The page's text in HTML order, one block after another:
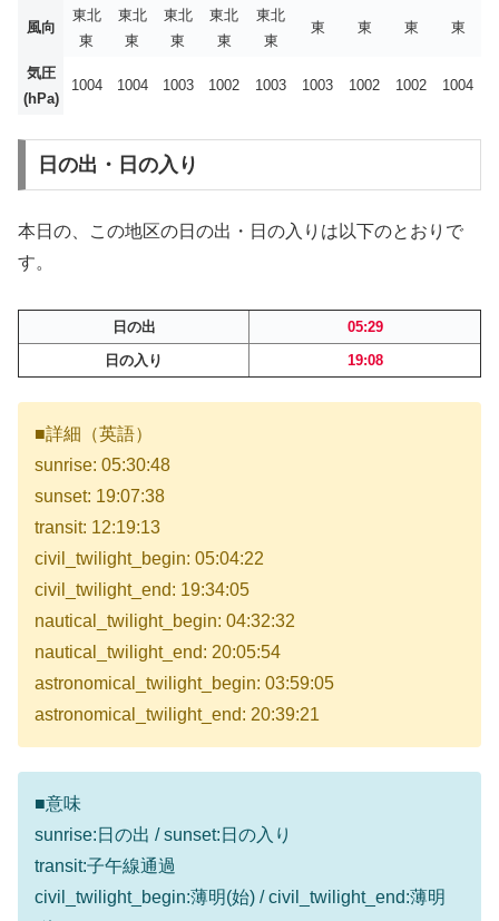
風向
東北
東
東北
東
東北
東
東北
東
東北
東
東 東 東 東
気圧
(hPa)
1004 1004 1003 1002 1003 1003 1002 1002 1004
日の出・日の入り
本日の、この地区の日の出・日の入りは以下のとおりで
す。
日の出
05:29
日の入り
19:08
■詳細（英語）
sunrise: 05:30:48
sunset: 19:07:38
transit: 12:19:13
civil_twilight_begin: 05:04:22
civil_twilight_end: 19:34:05
nautical_twilight_begin: 04:32:32
nautical_twilight_end: 20:05:54
astronomical_twilight_begin: 03:59:05
astronomical_twilight_end: 20:39:21
■意味
sunrise:日の出 / sunset:日の入り
transit:子午線通過
civil_twilight_begin:薄明(始) / civil_twilight_end:薄明